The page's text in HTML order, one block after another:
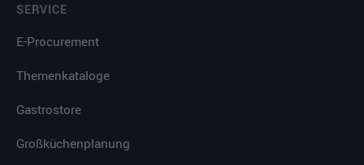
SERVICE
E-Procurement
Themenkataloge
Gastrostore
Großküchenplanung